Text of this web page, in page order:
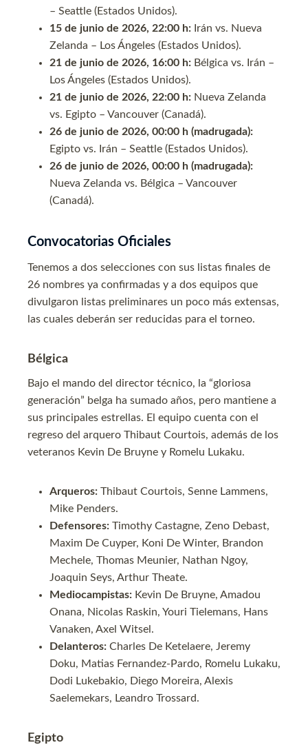
– Seattle (Estados Unidos).
15 de junio de 2026, 22:00 h: Irán vs. Nueva
Zelanda – Los Ángeles (Estados Unidos).
21 de junio de 2026, 16:00 h: Bélgica vs. Irán –
Los Ángeles (Estados Unidos).
21 de junio de 2026, 22:00 h: Nueva Zelanda
vs. Egipto – Vancouver (Canadá).
26 de junio de 2026, 00:00 h (madrugada):
Egipto vs. Irán – Seattle (Estados Unidos).
26 de junio de 2026, 00:00 h (madrugada):
Nueva Zelanda vs. Bélgica – Vancouver
(Canadá).
Convocatorias Oficiales
Tenemos a dos selecciones con sus listas finales de
26 nombres ya confirmadas y a dos equipos que
divulgaron listas preliminares un poco más extensas,
las cuales deberán ser reducidas para el torneo.
Bélgica
Bajo el mando del director técnico, la “gloriosa
generación” belga ha sumado años, pero mantiene a
sus principales estrellas. El equipo cuenta con el
regreso del arquero Thibaut Courtois, además de los
veteranos Kevin De Bruyne y Romelu Lukaku.
Arqueros: Thibaut Courtois, Senne Lammens,
Mike Penders.
Defensores: Timothy Castagne, Zeno Debast,
Maxim De Cuyper, Koni De Winter, Brandon
Mechele, Thomas Meunier, Nathan Ngoy,
Joaquin Seys, Arthur Theate.
Mediocampistas: Kevin De Bruyne, Amadou
Onana, Nicolas Raskin, Youri Tielemans, Hans
Vanaken, Axel Witsel.
Delanteros: Charles De Ketelaere, Jeremy
Doku, Matias Fernandez-Pardo, Romelu Lukaku,
Dodi Lukebakio, Diego Moreira, Alexis
Saelemekars, Leandro Trossard.
Egipto